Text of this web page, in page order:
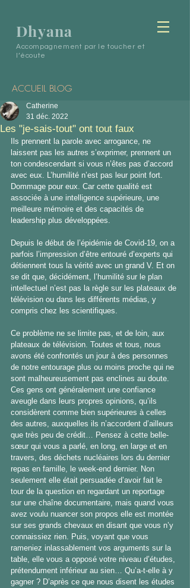
Dhyana
Accompagnement par le toucher et
l’écoute
ACCUEIL BLOG
Les "je-sais-tout" ont tout faux
Catherine
31 déc. 2022
Ils prennent la parole avec arrogance, ne
laissent pas les autres s’exprimer, prennent un
ton condescendant si vous n’êtes pas d’accord
avec eux. L’humilité n’est pas leur point fort.
Dommage pour eux. Car cette qualité est
associée à une intelligence supérieure, une
meilleure mémoire et des capacités de
leadership plus développées.
Depuis le début de l’épidémie de Covid-19, on a
parfois l’impression d’être entouré d’experts qui
détiennent tous la vérité avec un grand V. Et on
se dit que, décidément, l’humilité sur le plan
intellectuel n’est pas la règle sur les plateaux de
télévision ou dans les différents médias, y
compris chez les scientifiques.
Ce problème ne se limite pas, et de loin, aux
plateaux de télévision. Toutes et tous, nous
avons été confrontés un jour à des personnes
de notre entourage plus ou moins proche qui ne
sont malheureusement pas enclines au doute.
Ces gens ont généralement une confiance
aveugle dans leurs propres opinions, qu’ils
considèrent comme bien supérieures à celles
des autres, auxquelles ils n’accordent d’ailleurs
que très peu de crédit… Pensez à cette belle-
sœur qui vous a parlé, en long, en large et en
travers, des déchets nucléaires lors du dernier
repas en famille, le week-end dernier. Non
seulement elle était persuadée d’avoir fait le
tour de la question en regardant un reportage
sur une chaîne documentaire, mais quand vous
avez voulu nuancer son propos elle est montée
sur ses grands chevaux en disant que vous n’y
connaissiez rien. Puis, voyant que vous
rameniez inlassablement vos arguments sur la
table, elle vous a opposé votre niveau d’études,
prétendument inférieur au sien… Qu’a-t-elle à y
gagner ? D’après ce que nous disent les études